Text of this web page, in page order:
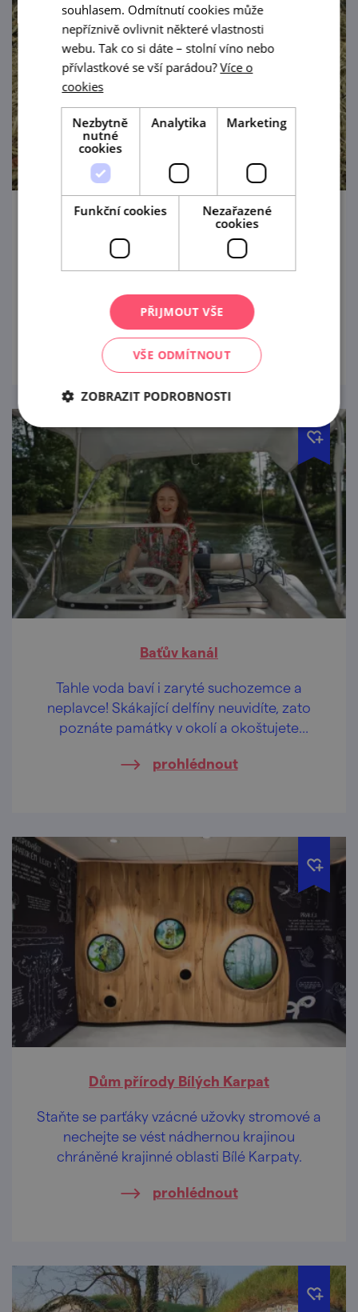
Tajemství modrotisku - dílna Strážnice
Modrotisk se do našich končin dostal z
tradiční řemesla. Evokuje nám lidovou
kulturu a v Česku je již k vidění pouze na
dvou místech.
prohlédnout
Baťův kanál
Tahle voda baví i zaryté suchozemce a
neplavce! Skákající delfíny neuvidíte, zato
poznáte památky v okolí a okoštujete
prohlédnout
Dům přírody Bílých Karpat
Staňte se parťáky vzácné užovky stromové a
nechejte se vést nádhernou krajinou
chráněné krajinné oblasti Bílé Karpaty.
prohlédnout
souhlasem. Odmítnutí cookies může
nepříznivě ovlivnit některé vlastnosti
webu. Tak co si dáte – stolní víno nebo
přívlastkové se vší parádou?Více o
cookies
Nezbytně
nutné
cookies
Analytika Marketing
Funkční cookies
Nezařazené
cookies
PŘIJMOUT VŠE
VŠE ODMÍTNOUT
ZOBRAZIT PODROBNOSTI